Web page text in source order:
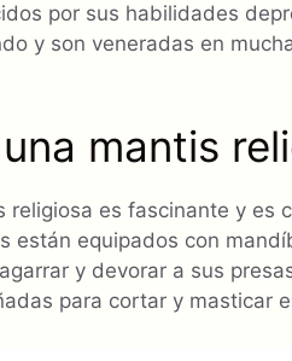
por sus habilidades
y son veneradas en
mantis
religiosa es fascinante y es
están equipados con
y devorar a sus
para cortar y masticar